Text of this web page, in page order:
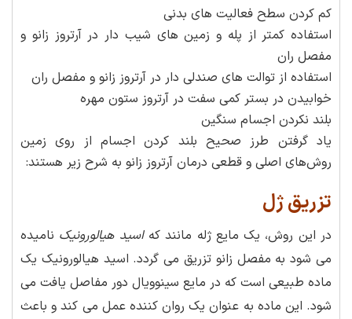
کم کردن سطح فعالیت های بدنی
استفاده کمتر از پله و زمین های شیب دار در آرتروز زانو و
مفصل ران
استفاده از توالت های صندلی دار در آرتروز زانو و مفصل ران
خوابیدن در بستر کمی سفت در آرتروز ستون مهره
بلند نکردن اجسام سنگین
یاد گرفتن طرز صحیح بلند کردن اجسام از روی زمین
روش‌های اصلی و قطعی درمان آرتروز زانو به شرح زیر هستند:
تزریق ژل
در این روش، یک مایع ژله مانند کهاسید هیالورونیک نامیده
می شود به مفصل زانو تزریق می گردد. اسید هیالورونیک یک
ماده طبیعی است که در مایع سینوویال دور مفاصل یافت می
شود. این ماده به عنوان یک روان کننده عمل می کند و باعث